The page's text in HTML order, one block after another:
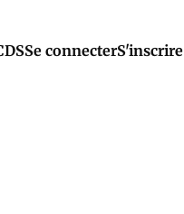
Se connecterS'inscrire